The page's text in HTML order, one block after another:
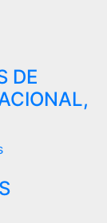
DE